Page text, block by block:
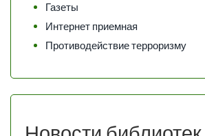
Газеты
Интернет приемная
Противодействие терроризму